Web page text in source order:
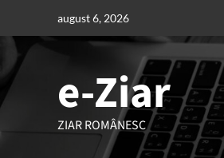
content
august 6, 2026
e-Ziar
ZIAR ROMÂNESC